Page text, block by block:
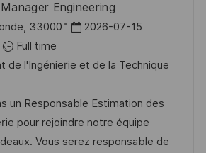
p
o
s
t
Engineering
33000
D
t
d
’
a
2026-07-15
Full time
de l'Ingénierie et de la Technique
un Responsable Estimation des
pour rejoindre notre équipe
Vous serez responsable de